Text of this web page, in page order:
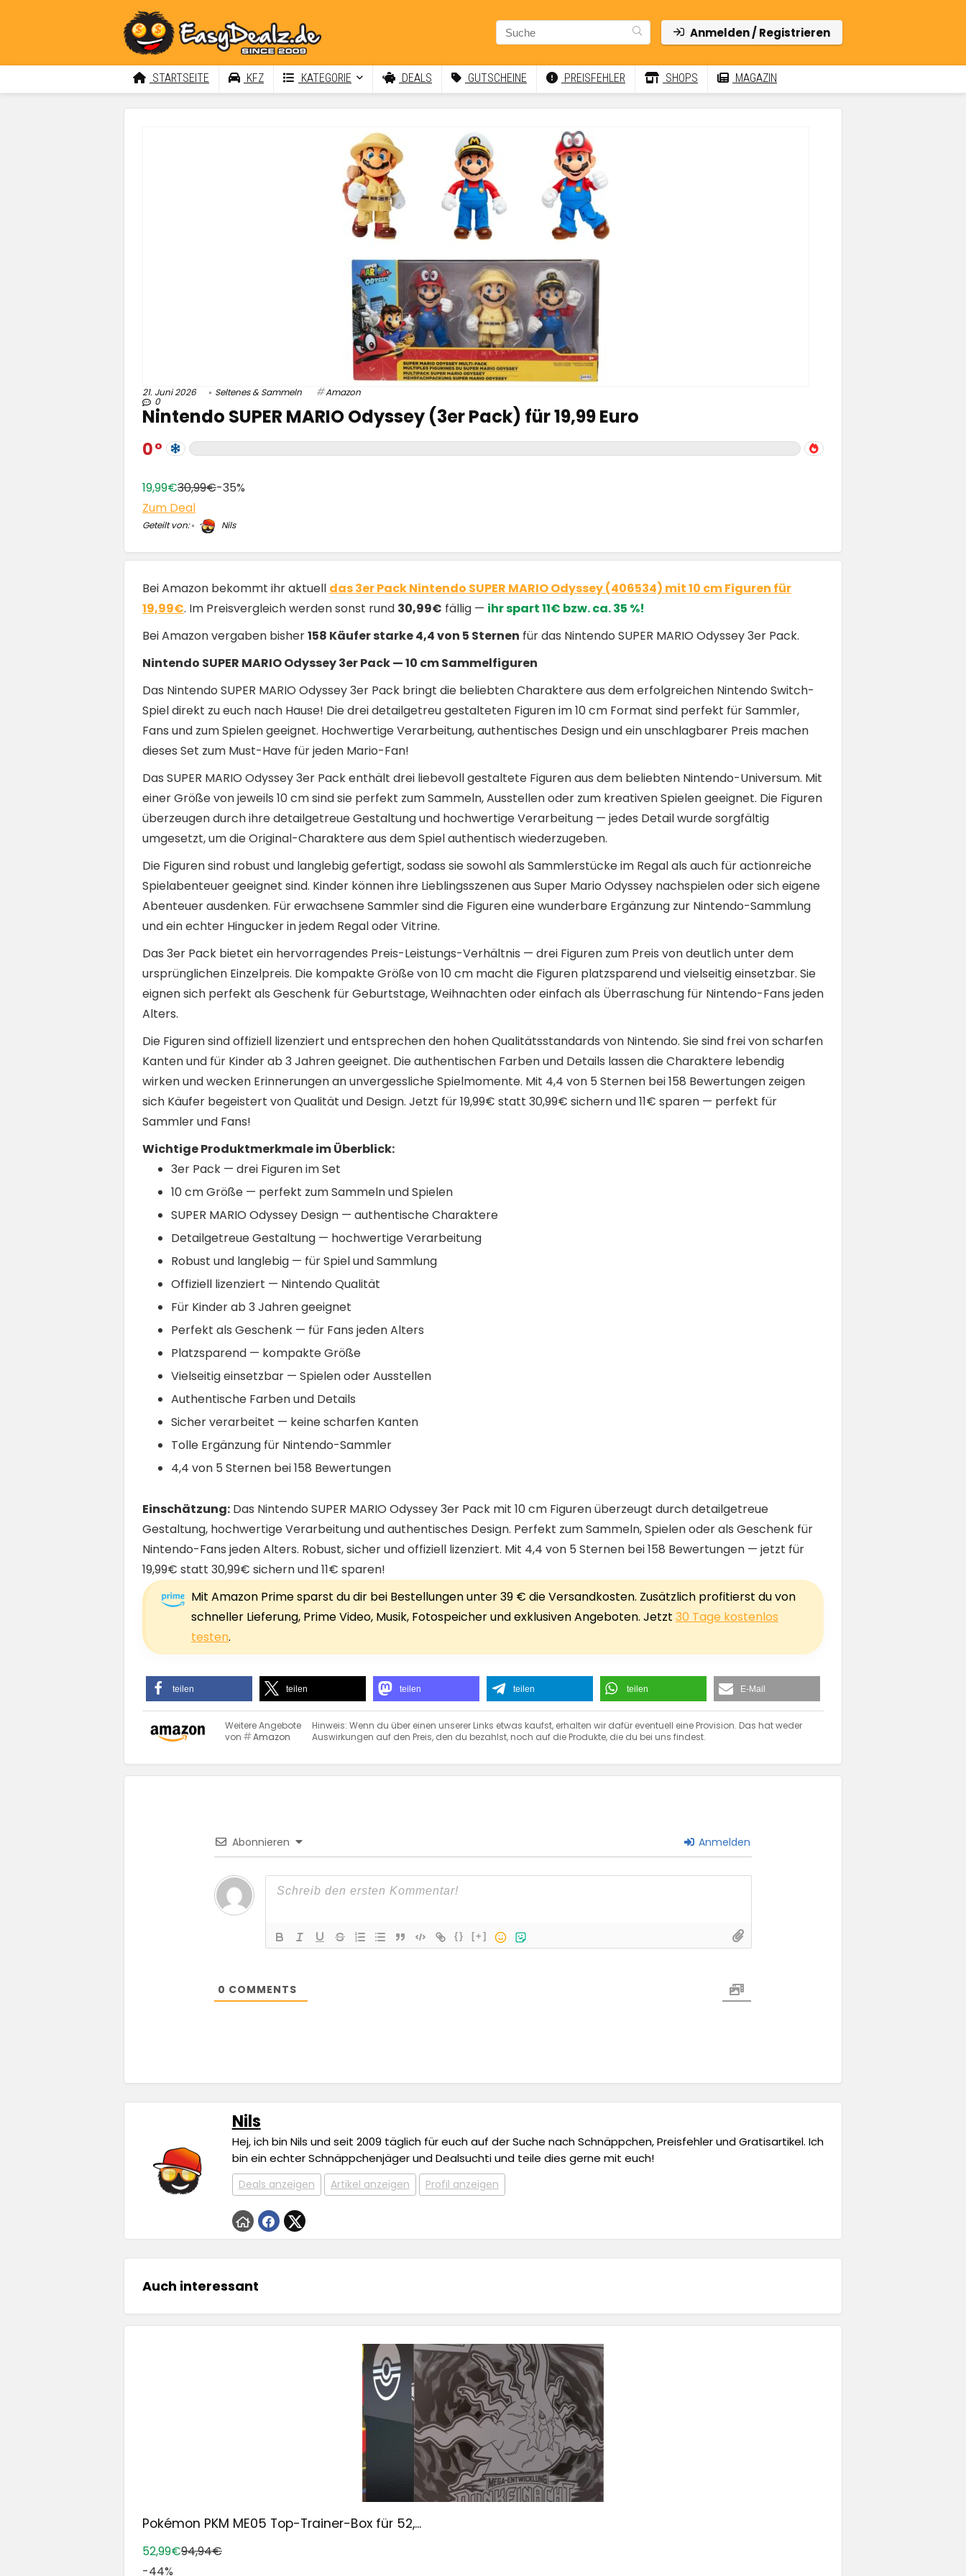
Anmelden / Registrieren
STARTSEITE KFZ KATEGORIE DEALS GUTSCHEINE PREISFEHLER SHOPS MAGAZIN
21. Juni 2026 Seltenes & Sammeln Amazon
0
Nintendo SUPER MARIO Odyssey (3er Pack) für 19,99 Euro
0
19,99€30,99€-35%
Zum Deal
Geteilt von: Nils
Bei Amazon bekommt ihr aktuell das 3er Pack Nintendo SUPER MARIO Odyssey (406534) mit 10 cm Figuren für
19,99€. Im Preisvergleich werden sonst rund 30,99€ fällig — ihr spart 11€ bzw. ca. 35 %!
Bei Amazon vergaben bisher158 Käufer starke 4,4 von 5 Sternen für das Nintendo SUPER MARIO Odyssey 3er Pack.
Nintendo SUPER MARIO Odyssey 3er Pack — 10 cm Sammelfiguren
Das Nintendo SUPER MARIO Odyssey 3er Pack bringt die beliebten Charaktere aus dem erfolgreichen Nintendo Switch-
Spiel direkt zu euch nach Hause! Die drei detailgetreu gestalteten Figuren im 10 cm Format sind perfekt für Sammler,
Fans und zum Spielen geeignet. Hochwertige Verarbeitung, authentisches Design und ein unschlagbarer Preis machen
dieses Set zum Must-Have für jeden Mario-Fan!
Das SUPER MARIO Odyssey 3er Pack enthält drei liebevoll gestaltete Figuren aus dem beliebten Nintendo-Universum. Mit
einer Größe von jeweils 10 cm sind sie perfekt zum Sammeln, Ausstellen oder zum kreativen Spielen geeignet. Die Figuren
überzeugen durch ihre detailgetreue Gestaltung und hochwertige Verarbeitung — jedes Detail wurde sorgfältig
umgesetzt, um die Original-Charaktere aus dem Spiel authentisch wiederzugeben.
Die Figuren sind robust und langlebig gefertigt, sodass sie sowohl als Sammlerstücke im Regal als auch für actionreiche
Spielabenteuer geeignet sind. Kinder können ihre Lieblingsszenen aus Super Mario Odyssey nachspielen oder sich eigene
Abenteuer ausdenken. Für erwachsene Sammler sind die Figuren eine wunderbare Ergänzung zur Nintendo-Sammlung
und ein echter Hingucker in jedem Regal oder Vitrine.
Das 3er Pack bietet ein hervorragendes Preis-Leistungs-Verhältnis — drei Figuren zum Preis von deutlich unter dem
ursprünglichen Einzelpreis. Die kompakte Größe von 10 cm macht die Figuren platzsparend und vielseitig einsetzbar. Sie
eignen sich perfekt als Geschenk für Geburtstage, Weihnachten oder einfach als Überraschung für Nintendo-Fans jeden
Alters.
Die Figuren sind offiziell lizenziert und entsprechen den hohen Qualitätsstandards von Nintendo. Sie sind frei von scharfen
Kanten und für Kinder ab 3 Jahren geeignet. Die authentischen Farben und Details lassen die Charaktere lebendig
wirken und wecken Erinnerungen an unvergessliche Spielmomente. Mit 4,4 von 5 Sternen bei 158 Bewertungen zeigen
sich Käufer begeistert von Qualität und Design. Jetzt für 19,99€ statt 30,99€ sichern und 11€ sparen — perfekt für
Sammler und Fans!
Wichtige Produktmerkmale im Überblick:
3er Pack — drei Figuren im Set
10 cm Größe — perfekt zum Sammeln und Spielen
SUPER MARIO Odyssey Design — authentische Charaktere
Detailgetreue Gestaltung — hochwertige Verarbeitung
Robust und langlebig — für Spiel und Sammlung
Offiziell lizenziert — Nintendo Qualität
Für Kinder ab 3 Jahren geeignet
Perfekt als Geschenk — für Fans jeden Alters
Platzsparend — kompakte Größe
Vielseitig einsetzbar — Spielen oder Ausstellen
Authentische Farben und Details
Sicher verarbeitet — keine scharfen Kanten
Tolle Ergänzung für Nintendo-Sammler
4,4 von 5 Sternen bei 158 Bewertungen
Einschätzung: Das Nintendo SUPER MARIO Odyssey 3er Pack mit 10 cm Figuren überzeugt durch detailgetreue
Gestaltung, hochwertige Verarbeitung und authentisches Design. Perfekt zum Sammeln, Spielen oder als Geschenk für
Nintendo-Fans jeden Alters. Robust, sicher und offiziell lizenziert. Mit 4,4 von 5 Sternen bei 158 Bewertungen — jetzt für
19,99€ statt 30,99€ sichern und 11€ sparen!
Mit Amazon Prime sparst du dir bei Bestellungen unter 39 € die Versandkosten. Zusätzlich profitierst du von
schneller Lieferung, Prime Video, Musik, Fotospeicher und exklusiven Angeboten. Jetzt 30 Tage kostenlos
testen.
teilen teilen teilen teilen teilen E-Mail
Weitere Angebote
von
Amazon
Hinweis: Wenn du über einen unserer Links etwas kaufst, erhalten wir dafür eventuell eine Provision. Das hat weder
Auswirkungen auf den Preis, den du bezahlst, noch auf die Produkte, die du bei uns findest.
Abonnieren Anmelden
{} [+]
0 COMMENTS
Nils
Hej, ich bin Nils und seit 2009 täglich für euch auf der Suche nach Schnäppchen, Preisfehler und Gratisartikel. Ich
bin ein echter Schnäppchenjäger und Dealsuchti und teile dies gerne mit euch!
Deals anzeigen Artikel anzeigen Profil anzeigen
Auch interessant
Pokémon PKM ME05 Top-Trainer-Box für 52,...
52,99€94,94€
-44%